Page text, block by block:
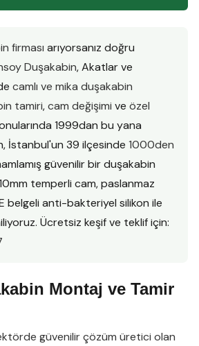
firması arıyorsanız doğru
Duşakabin, Akatlar ve
camlı ve mika duşakabin
tamiri,cam değişimi ve özel
1999dan bu yana
İstanbul'un 39 ilçesinde 1000den
güvenilir bir duşakabin
temperli cam, paslanmaz
belgeli anti-bakteriyel silikon ile
Ücretsiz keşif ve teklif için:
Montaj ve Tamir
güvenilir çözüm üretici olan